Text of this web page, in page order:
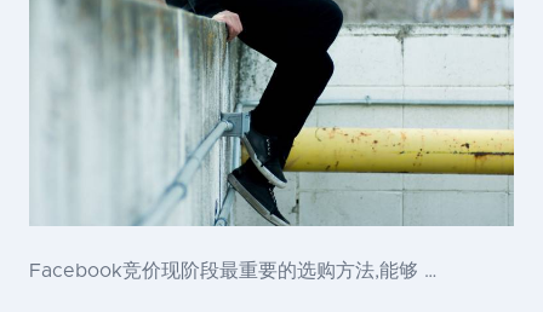
Facebook竞价现阶段最重要的选购方法,能够 …